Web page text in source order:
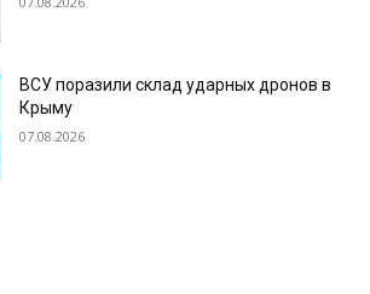
ВСУ поразили склад ударных дронов в
Крыму
07.08.2026